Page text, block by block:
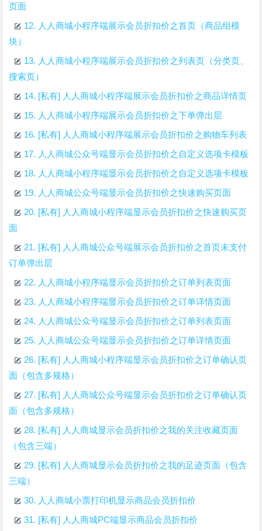
页面
12. 人人商城小程序端展示会员折扣价之首页（商品组模
块）
13. 人人商城小程序端展示会员折扣价之列表页（分类页、
搜索页）
14. [私有] 人人商城小程序端展示会员折扣价之商品详情页
15. 人人商城小程序端展示会员折扣价之下单弹出层
16. [私有] 人人商城小程序端展示会员折扣价之购物车列表
17. 人人商城公众号端显示会员折扣价之自定义选项卡模板
18. 人人商城小程序端显示会员折扣价之自定义选项卡模板
19. 人人商城公众号端显示会员折扣价之快速购买页面
20. [私有] 人人商城小程序端显示会员折扣价之快速购买页
面
21. [私有] 人人商城公众号端展示会员折扣价之首页未支付
订单弹出层
22. 人人商城小程序端显示会员折扣价之订单列表页面
23. 人人商城小程序端显示会员折扣价之订单详情页面
24. 人人商城公众号端显示会员折扣价之订单列表页面
25. 人人商城公众号端显示会员折扣价之订单详情页面
26. [私有] 人人商城小程序端显示会员折扣价之订单确认页
面（包含多规格）
27. [私有] 人人商城公众号端显示会员折扣价之订单确认页
面（包含多规格）
28. [私有] 人人商城显示会员折扣价之我的关注收藏页面
（包含三端）
29. [私有] 人人商城显示会员折扣价之我的足迹页面（包含
三端）
30. 人人商城小票打印机显示商品会员折扣价
31. [私有] 人人商城PC端显示商品会员折扣价